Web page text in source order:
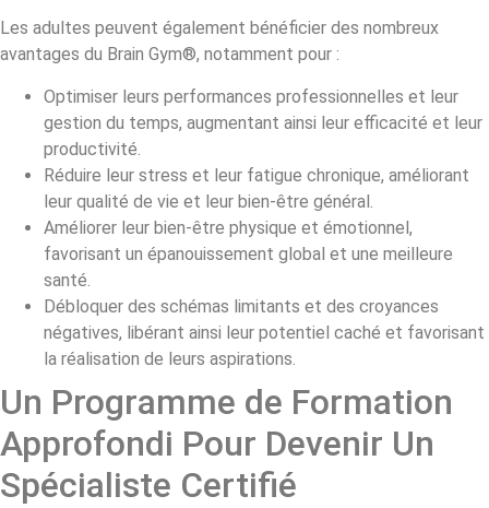
Les adultes peuvent également bénéficier des nombreux
avantages du Brain Gym®, notamment pour :
Optimiser leurs performances professionnelles et leur
gestion du temps, augmentant ainsi leur efficacité et leur
productivité.
Réduire leur stress et leur fatigue chronique, améliorant
leur qualité de vie et leur bien-être général.
Améliorer leur bien-être physique et émotionnel,
favorisant un épanouissement global et une meilleure
santé.
Débloquer des schémas limitants et des croyances
négatives, libérant ainsi leur potentiel caché et favorisant
la réalisation de leurs aspirations.
Un Programme de Formation
Approfondi Pour Devenir Un
Spécialiste Certifié